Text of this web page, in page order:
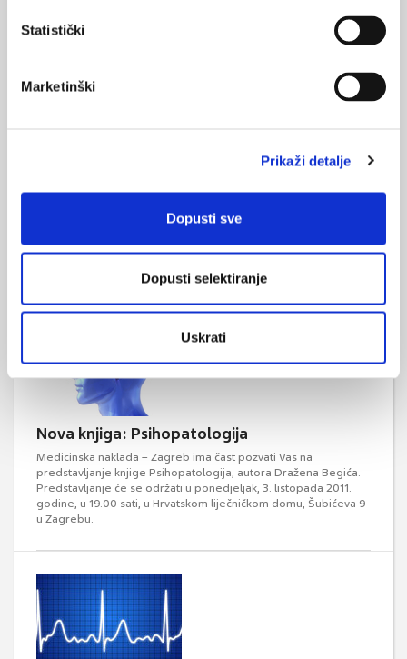
Statistički
Marketinški
Prikaži detalje
Dopusti sve
Dopusti selektiranje
Uskrati
opisani detaljnije, s ciljem mogućnosti ...
Novi udžbenik Medicinske naklade: KLINIČKA
izdala je novi udžbenik „KLINIČKA MIKROBIOLOGIJA“, urednice:
Nova knjiga: Psihopatologija
Medicinska naklada – Zagreb ima čast pozvati Vas na
predstavljanje knjige Psihopatologija, autora Dražena Begića.
Predstavljanje će se održati u ponedjeljak, 3. listopada 2011.
godine, u 19.00 sati, u Hrvatskom liječničkom domu, Šubićeva 9
u Zagrebu.